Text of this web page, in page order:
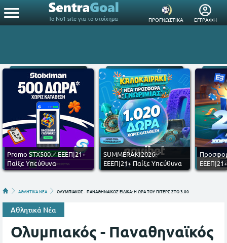
Το Νο1 site για το στοίχημα ΠΡΟΓΝΩΣΤΙΚΑ ΕΓΓΡΑΦΗ
Promo STX500✅ ΕΕΕΠ|21+
Παίξε Υπεύθυνα
SUMMERAKI2026✅
ΕΕΕΠ|21+ Παίξε Υπεύθυνα
ΑΘΛΗΤΙΚΑ ΝΕΑ ΟΛΥΜΠΙΑΚΟΣ - ΠΑΝΑΘΗΝΑΙΚΟΣ ΕΙΔΙΚΑ: Η ΩΡΑ ΤΟΥ ΠΙΤΕΡΣ ΣΤΟ 3.00
Αθλητικά Νέα
Ολυμπιακός - Παναθηναϊκός